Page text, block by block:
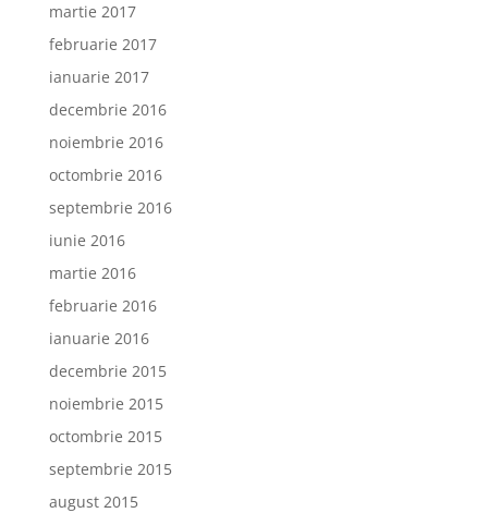
martie 2017
februarie 2017
ianuarie 2017
decembrie 2016
noiembrie 2016
octombrie 2016
septembrie 2016
iunie 2016
martie 2016
februarie 2016
ianuarie 2016
decembrie 2015
noiembrie 2015
octombrie 2015
septembrie 2015
august 2015